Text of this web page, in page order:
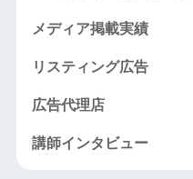
メディア掲載実績
リスティング広告
広告代理店
講師インタビュー